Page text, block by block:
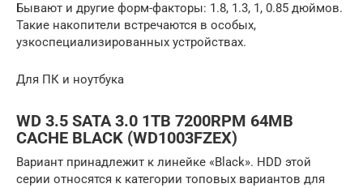
Бывают и другие форм-факторы: 1.8, 1.3, 1, 0.85 дюймов.
Такие накопители встречаются в особых,
узкоспециализированных устройствах.
Для ПК и ноутбука
WD 3.5 SATA 3.0 1TB 7200RPM 64MB
CACHE BLACK (WD1003FZEX)
Вариант принадлежит к линейке «Black». HDD этой
серии относятся к категории топовых вариантов для